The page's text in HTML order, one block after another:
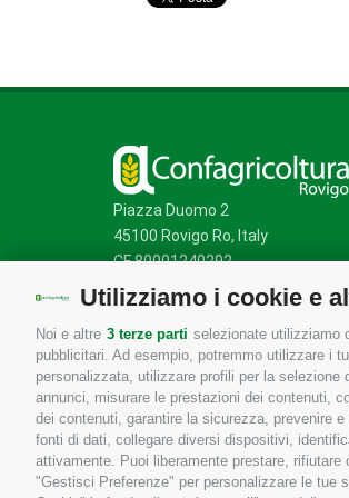
Utilizziamo i cookie e
Noi e altre 3 terze parti selezionate utilizziamo
pubblicitari. Ad esempio, potremmo utilizzare i
personalizzata, utilizzare profili per la
annunci, misurare le prestazioni dei contenuti,
dei contenuti, garantire la sicurezza, prevenire
fonti di dati, collegare diversi dispositivi,
attivamente. Puoi liberamente prestare,
"Gestisci Preferenze" per personalizzare le tue
Piazza Duomo 2
45100 Rovigo Ro, Italy
CF 80001240292
Mappa del sito/Privacy Policy /